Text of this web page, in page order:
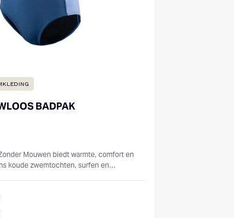
BADPAK
Mouwen biedt warmte, comfort en
koude zwemtochten, surfen en